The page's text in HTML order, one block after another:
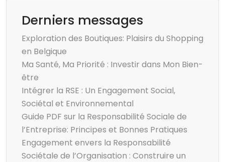
Derniers messages
Exploration des Boutiques: Plaisirs du Shopping
en Belgique
Ma Santé, Ma Priorité : Investir dans Mon Bien-
être
Intégrer la RSE : Un Engagement Social,
Sociétal et Environnemental
Guide PDF sur la Responsabilité Sociale de
l’Entreprise: Principes et Bonnes Pratiques
Engagement envers la Responsabilité
Sociétale de l’Organisation : Construire un